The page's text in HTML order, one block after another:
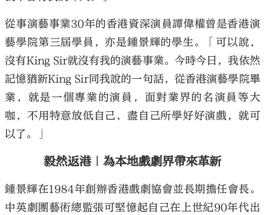
從事演藝事業30年的香港資深演員譚偉權曾是香港演
藝學院第三屆學員，亦是鍾景輝的學生。「可以說，
沒有King Sir就沒有我的演藝事業。今時今日，我依然
記憶猶新King Sir同我說的一句話，從香港演藝學院畢
業，就是一個專業的演員，面對業界的名演員等大
咖，不用特意放低自己，盡自己所學好好演戲，就可
以了。」
毅然返港｜為本地戲劇界帶來革新
鍾景輝在1984年創辦香港戲劇協會並長期擔任會長。
中英劇團藝術總監張可堅憶起自己在上世紀90年代出